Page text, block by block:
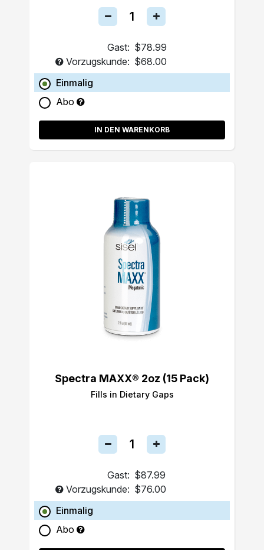
Gast: $78.99
Vorzugskunde: $68.00
Einmalig
Abo
IN DEN WARENKORB
Spectra MAXX® 2oz (15 Pack)
Fills in Dietary Gaps
Gast: $87.99
Vorzugskunde: $76.00
Einmalig
Abo